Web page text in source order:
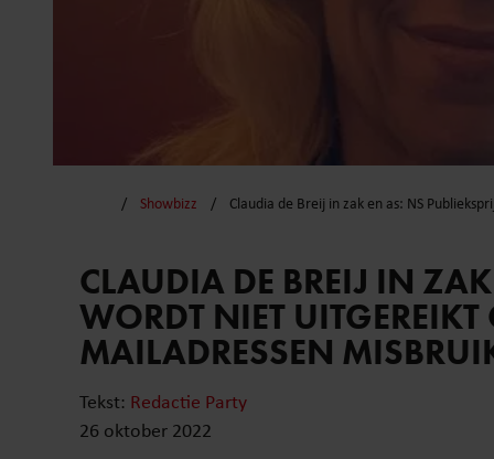
Showbizz Claudia de Breij in zak en as: NS
CLAUDIA DE BREIJ IN
WORDT NIET
MAILADRESSEN
Tekst: Redactie Party
26 oktober 2022